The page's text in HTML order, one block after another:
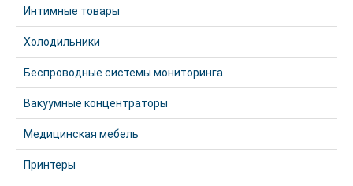
Интимные товары
Холодильники
Беспроводные системы мониторинга
Вакуумные концентраторы
Медицинская мебель
Принтеры